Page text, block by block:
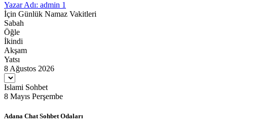
Yazar Adı: admin 1
İçin Günlük Namaz Vakitleri
Sabah
Öğle
İkindi
Akşam
Yatsı
8 Ağustos 2026
Islami Sohbet
8 Mayıs Perşembe
Adana Chat Sohbet Odaları